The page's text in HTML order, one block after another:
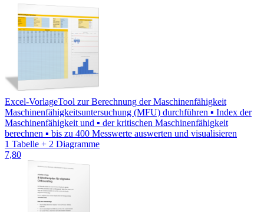
Excel-VorlageTool zur Berechnung der Maschinenfähigkeit
Maschinenfähigkeitsuntersuchung (MFU) durchführen ▪ Index der
Maschinenfähigkeit und ▪ der kritischen Maschinenfähigkeit
berechnen ▪ bis zu 400 Messwerte auswerten und visualisieren
1 Tabelle + 2 Diagramme
7,80